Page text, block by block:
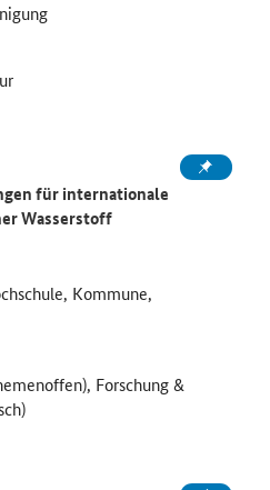
für internationale
Wasserstoff
Kommune,
Forschung &